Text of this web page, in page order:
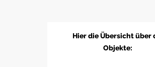
Hier die Übersicht über
Objekte: